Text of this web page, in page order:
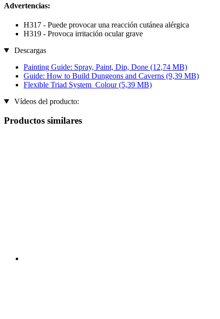
Advertencias:
H317 - Puede provocar una reacción cutánea alérgica
H319 - Provoca irritación ocular grave
Descargas
Painting Guide: Spray, Paint, Dip, Done (12,74 MB)
Guide: How to Build Dungeons and Caverns (9,39 MB)
Flexible Triad System_Colour(5,39 MB)
Vídeos del producto:
Productos similares